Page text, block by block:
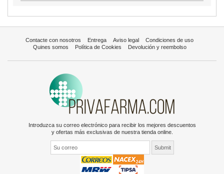
Contacte con nosotros Entrega Aviso legal
Condiciones de uso
Quines somos
Política de Cookies Devolución y reembolso
Introduzca su correo electrónico para recibir los mejores descuentos
y ofertas más exclusivas de nuestra tienda online.